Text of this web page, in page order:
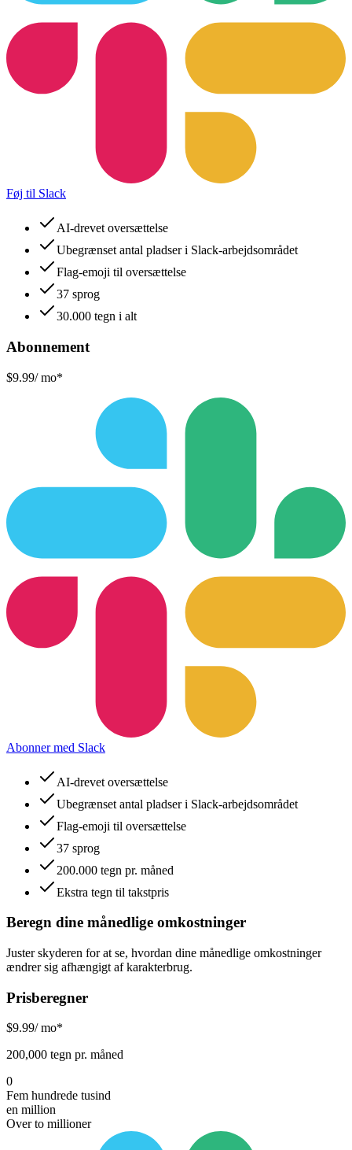
Føj til Slack
AI-drevet oversættelse
Ubegrænset antal pladser i Slack-arbejdsområdet
Flag-emoji til oversættelse
37 sprog
30.000 tegn i alt
Abonnement
$9.99/ mo*
Abonner med Slack
AI-drevet oversættelse
Ubegrænset antal pladser i Slack-arbejdsområdet
Flag-emoji til oversættelse
37 sprog
200.000 tegn pr. måned
Ekstra tegn til takstpris
Beregn dine månedlige omkostninger
Juster skyderen for at se, hvordan dine månedlige omkostninger
ændrer sig afhængigt af karakterbrug.
Prisberegner
$9.99/ mo*
200,000 tegn pr. måned
0
Fem hundrede tusind
en million
Over to millioner